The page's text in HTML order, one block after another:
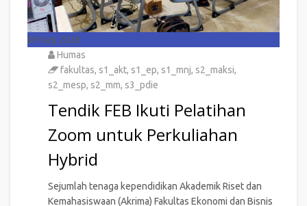
09 Sep 2026
Humas
fakultas, s1_akt, s1_ep, s1_mnj, s2_maksi,
s2_mesp, s2_mm, s3_pdie
Tendik FEB Ikuti Pelatihan
Zoom untuk Perkuliahan
Hybrid
Sejumlah tenaga kependidikan Akademik Riset dan
Kemahasiswaan (Akrima) Fakultas Ekonomi dan Bisnis